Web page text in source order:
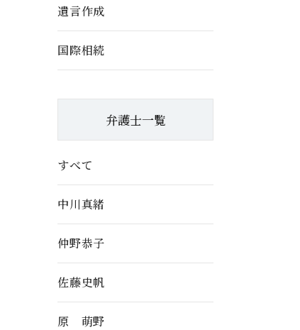
遺言作成
国際相続
弁護士一覧
すべて
中川真緒
仲野恭子
佐藤史帆
原 萌野